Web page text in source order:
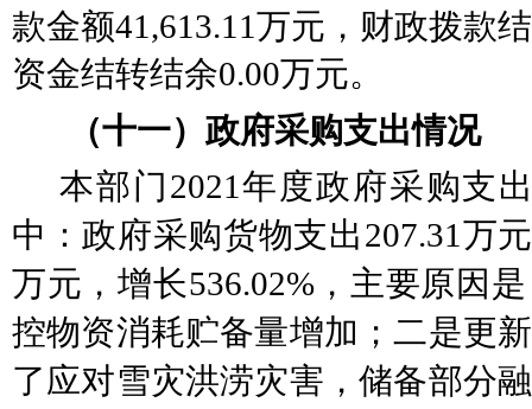
款金额41,613.11万元，财政拨款
资金结转结余0.00万元。
（十一）政府采购支出情况
本部门 2021年度政府采购支
中：政府采购货物支出207.31万
万元，增长536.02%，主要原因
控物资消耗贮备量增加；二是更
了应对雪灾洪涝灾害，储备部分